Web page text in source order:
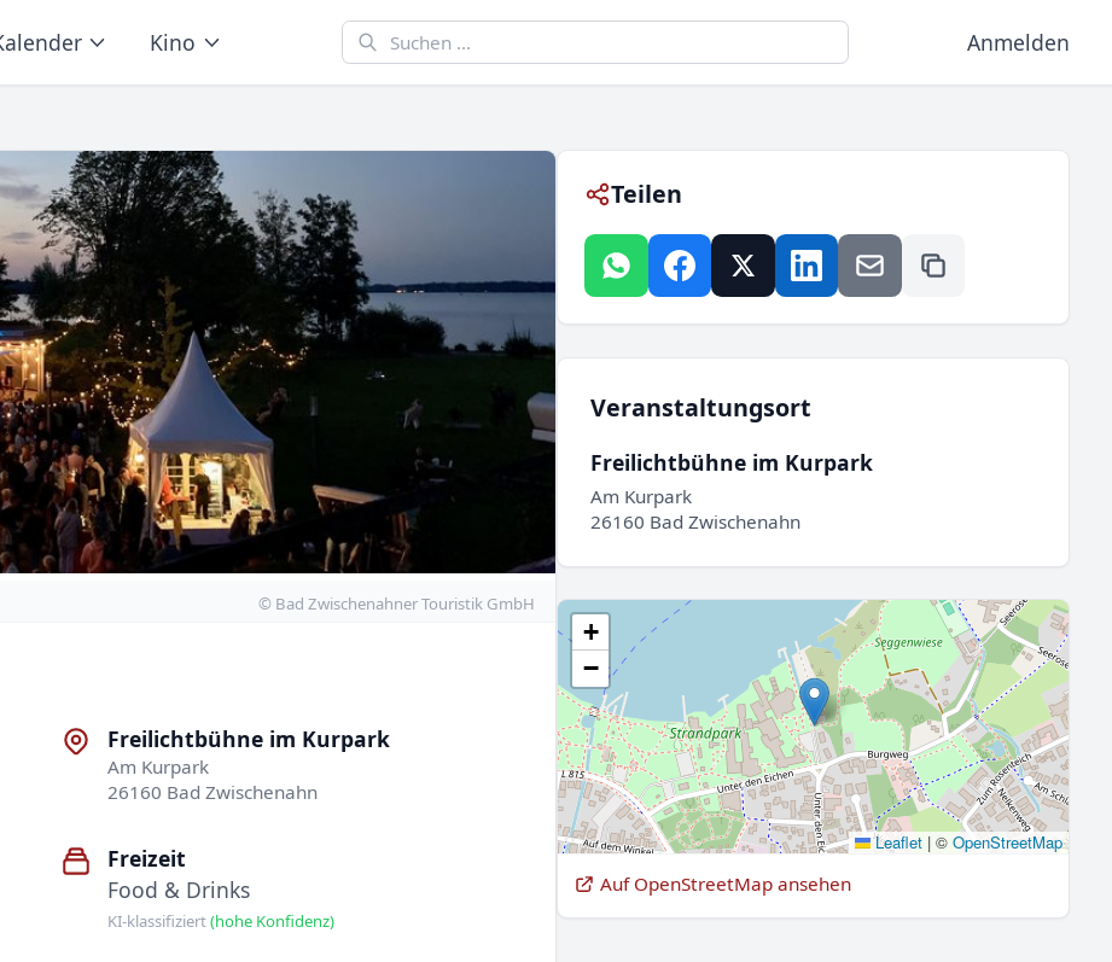
Kino Anmelden
© Bad Zwischenahner Touristik GmbH
Freilichtbühne im Kurpark
Am Kurpark
26160 Bad Zwischenahn
Freizeit
Food & Drinks
KI-klassifiziert(hohe Konfidenz)
Teilen
Veranstaltungsort
Freilichtbühne im Kurpark
Am Kurpark
26160 Bad Zwischenahn
+
−
Leaflet |© OpenStreetMap
Auf OpenStreetMap ansehen